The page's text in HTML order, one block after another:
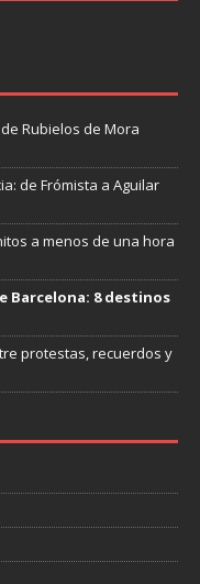
Rubielos de Mora
de Frómista a Aguilar
a menos de una hora
Barcelona: 8 destinos
protestas, recuerdos y